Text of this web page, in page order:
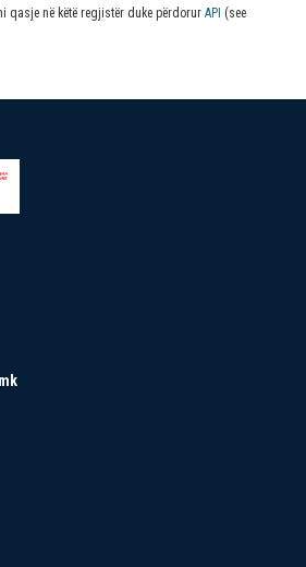
qasje në këtë regjistër duke përdorur API (see